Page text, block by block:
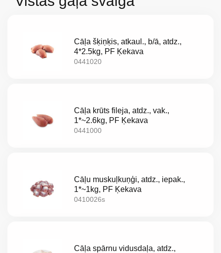
Cāļa šķiņķis, atkaul., b/ā, atdz.,
4*2.5kg, PF Ķekava
0441020
Cāļa krūts fileja, atdz., vak.,
1*~2.6kg, PF Ķekava
0441000
Cāļu muskuļkuņģi, atdz., iepak.,
1*~1kg, PF Ķekava
0410026s
Cāļa spārnu vidusdaļa, atdz.,
Katalogs